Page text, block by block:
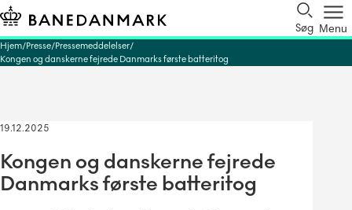
Søg Menu
Hjem Presse Pressemeddelelser
Kongen og danskerne fejrede Danmarks første batteritog
19.12.2025
Kongen og danskerne fejrede
Danmarks første batteritog